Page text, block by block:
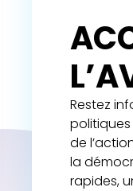
Restez
de
la
rapides,